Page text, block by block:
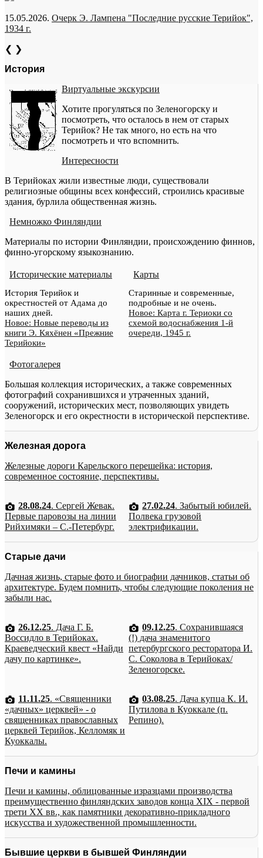
15.05.2026. Очерк Э. Лампена "Последние русские Терийок",
1934 г.
❮ ❯
История
Виртуальные экскурсии
Хотите прогуляться по Зеленогорску и
посмотреть, что осталось в нем от старых
Терийок? Не так много, но есть на что
посмотреть и что вспомнить.
Интересности
В Терийоках жили известные люди, существовали
религиозные общины всех конфессий, строились красивые
здания, бурлила общественная жизнь.
Немножко Финляндии
Материалы по истории Финляндии, происхождению финнов,
финно-угорскому языкознанию.
Исторические материалы
История Терийок и
окрестностей от Адама до
наших дней.
Новое: Новые переводы из
книги Э. Кяхёнен «Прежние
Терийоки»
Карты
Старинные и современные,
подробные и не очень.
Новое: Карта г. Териоки со
схемой водоснабжения 1-й
очереди, 1945 г.
Фотогалерея
Большая коллекция исторических, а также современных
фотографий сохранившихся и утраченных зданий,
сооружений, исторических мест, позволяющих увидеть
Зеленогорск и его окрестности в исторической перспективе.
Железная дорога
Железные дороги Карельского перешейка: история,
современное состояние, перспективы.
28.08.24. Сергей Жевак.
Первые паровозы на линии
Рийхимяки – С.-Петербург.
27.02.24. Забытый юбилей.
Полвека грузовой
электрификации.
Старые дачи
Дачная жизнь, старые фото и биографии дачников, статьи об
архитектуре. Будем помнить, чтобы следующие поколения не
забыли нас.
26.12.25. Дача Г. Б.
Воссидло в Терийоках.
Краеведческий квест «Найди
дачу по картинке».
09.12.25. Сохранившаяся
(!) дача знаменитого
петербургского ресторатора И.
С. Соколова в Терийоках/
Зеленогорске.
11.11.25. «Священники
«дачных» церквей» - о
священниках православных
церквей Терийок, Келломяк и
Куоккалы.
03.08.25. Дача купца К. И.
Путилова в Куоккале (п.
Репино).
Печи и камины
Печи и камины, облицованные изразцами производства
преимущественно финляндских заводов конца XIX - первой
трети XX вв., как памятники декоративно-прикладного
искусства и художественной промышленности.
Бывшие церкви в бывшей Финляндии